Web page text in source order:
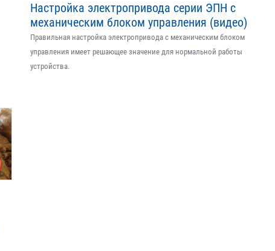
Настройка электропривода серии ЭПН с
механическим блоком управления (видео)
Правильная настройка электропривода с механическим блоком
управления имеет решающее значение для нормальной работы
устройства.